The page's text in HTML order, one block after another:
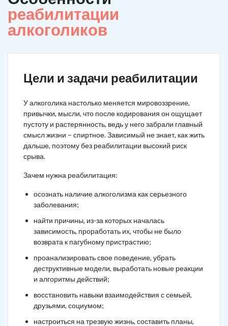
реабилитации
алкоголиков
Цели и задачи реабилитации
У алкоголика настолько меняется мировоззрение,
привычки, мысли, что после кодирования он ощущает
пустоту и растерянность, ведь у него забрали главный
смысл жизни – спиртное. Зависимый не знает, как жить
дальше, поэтому без реабилитации высокий риск
срыва.
Зачем нужна реабилитация:
осознать наличие алкоголизма как серьезного
заболевания;
найти причины, из-за которых началась
зависимость, проработать их, чтобы не было
возврата к пагубному пристрастию;
проанализировать свое поведение, убрать
деструктивные модели, выработать новые реакции
и алгоритмы действий;
восстановить навыки взаимодействия с семьей,
друзьями, социумом;
настроиться на трезвую жизнь, составить планы,